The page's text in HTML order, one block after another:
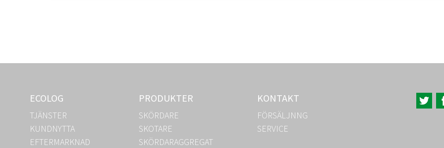
ECOLOG
TJÄNSTER
KUNDNYTTA
EFTERMARKNAD
PRODUKTER
SKÖRDARE
SKOTARE
SKÖRDARAGGREGAT
KONTAKT
FÖRSÄLJNNG
SERVICE